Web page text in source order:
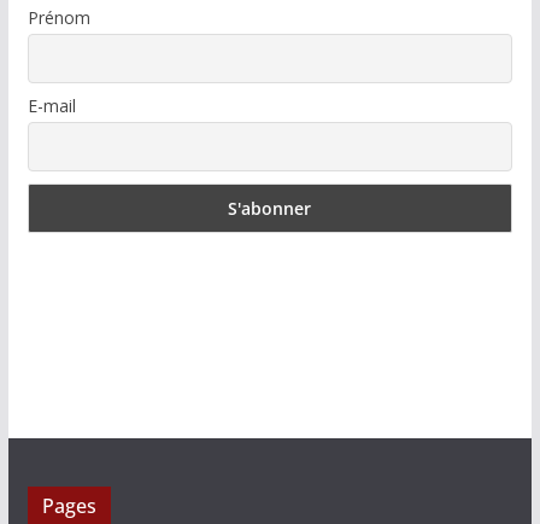
Prénom
E-mail
Pages